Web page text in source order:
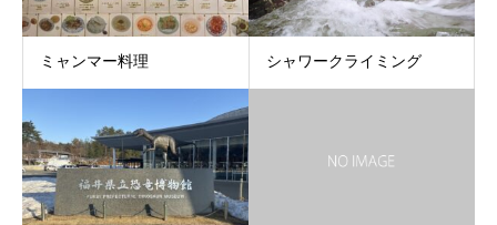
ミャンマー料理 シャワークライミング